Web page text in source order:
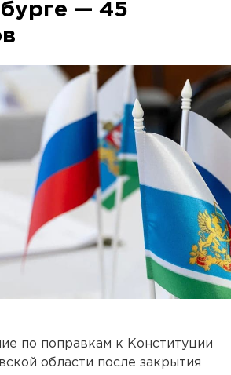
— 45
по поправкам к Конституции
области после закрытия